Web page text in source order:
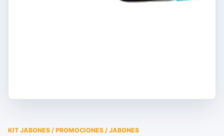
KIT JABONES / PROMOCIONES / JABONES